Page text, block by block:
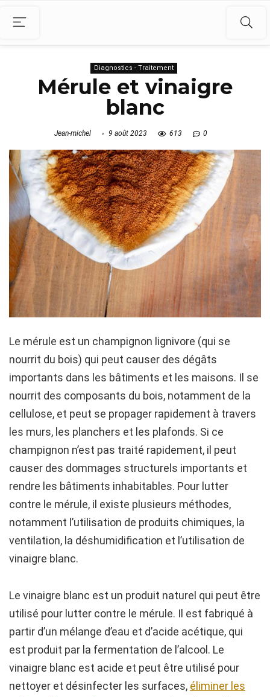
Diagnostics - Traitement
Mérule et vinaigre
blanc
Jean-michel 9 août 2023 613 0
Le mérule est un champignon lignivore (qui se
nourrit du bois) qui peut causer des dégâts
importants dans les bâtiments et les maisons. Il se
nourrit des composants du bois, notamment de la
cellulose, et peut se propager rapidement à travers
les murs, les planchers et les plafonds. Si ce
champignon n’est pas traité rapidement, il peut
causer des dommages structurels importants et
rendre les bâtiments inhabitables. Pour lutter
contre le mérule, il existe plusieurs méthodes,
notamment l’utilisation de produits chimiques, la
ventilation, la déshumidification et l’utilisation de
vinaigre blanc.
Le vinaigre blanc est un produit naturel qui peut être
utilisé pour lutter contre le mérule. Il est fabriqué à
partir d’un mélange d’eau et d’acide acétique, qui
est produit par la fermentation de l’alcool. Le
vinaigre blanc est acide et peut être utilisé pour
nettoyer et désinfecter les surfaces, éliminer les